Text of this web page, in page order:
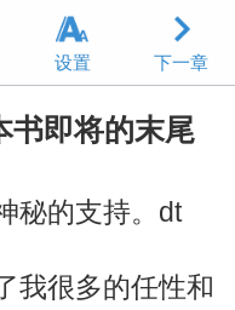
设置 下一章
书即将的末尾
秘的支持。dt
我很多的任性和